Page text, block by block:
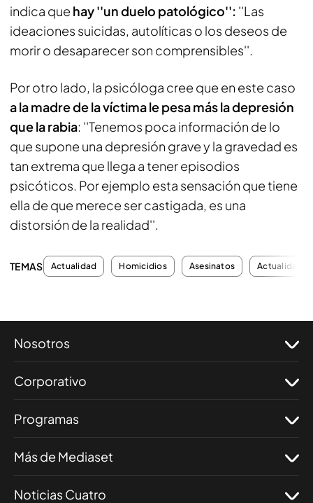
indica que hay ''un duelo patológico'': ''Las
ideaciones suicidas, autolíticas o los deseos de
morir o desaparecer son comprensibles''.
Por otro lado, la psicóloga cree que en este caso
a la madre de la víctima le pesa más la depresión
que la rabia: ''Tenemos poca información de lo
que supone una depresión grave y la gravedad es
tan extrema que llega a tener episodios
psicóticos. Por ejemplo esta sensación que tiene
ella de que merece ser castigada, es una
distorsión de la realidad''.
TEMAS Actualidad Homicidios Asesinatos Actualidad
Nosotros
Corporativo
Programas
Más de Mediaset
Noticias Cuatro